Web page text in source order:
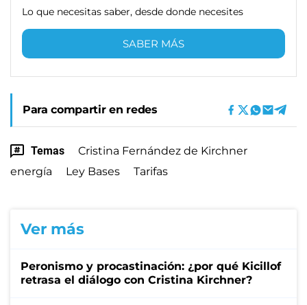
Lo que necesitas saber, desde donde necesites
SABER MÁS
Para compartir en redes
Temas
Cristina Fernández de Kirchner
energía
Ley Bases Tarifas
Ver más
Peronismo y procastinación: ¿por qué Kicillof
retrasa el diálogo con Cristina Kirchner?